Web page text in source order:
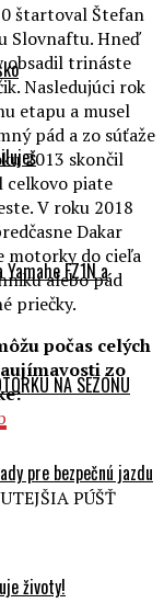
FZ1N a
NA SEZÓNU
pre bezpečnú jazdu
životy!
štartoval Štefan
Slovnaftu. Hneď
obsadil trináste
Nasledujúci rok
etapu a musel
pád a zo súťaže
2013 skončil
celkovo piate
V roku 2018
Dakar
motorky do cieľa
alebo pád
priečky.
počas celých
zo
PÚŠŤ